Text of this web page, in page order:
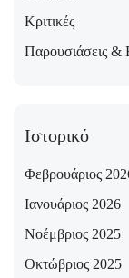
Κριτικές
Παρουσιάσεις &
Ιστορικό
Φεβρουάριος
Ιανουάριος 2026
Νοέμβριος 2025
Οκτώβριος 2025